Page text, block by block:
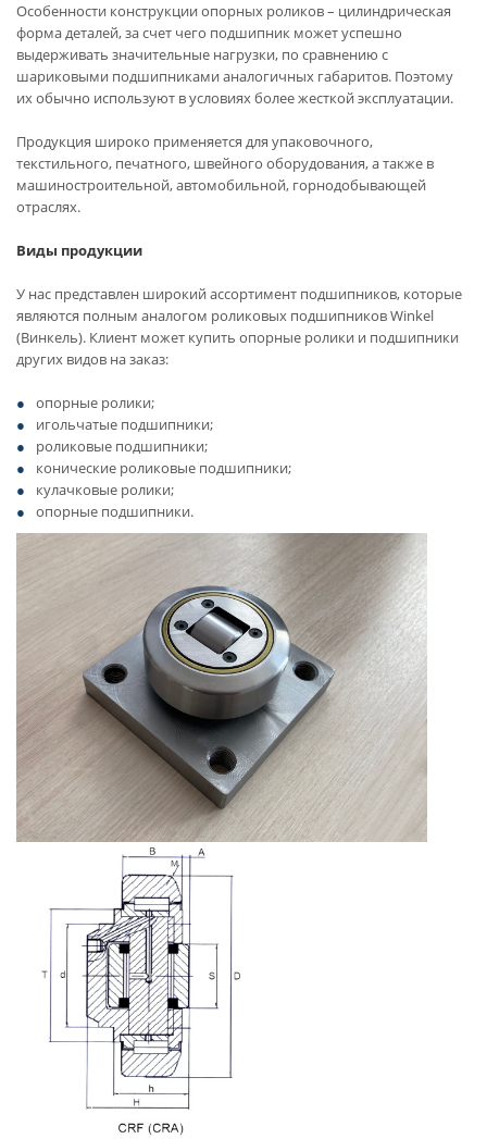
Особенности конструкции опорных роликов – цилиндрическая
форма деталей, за счет чего подшипник может успешно
выдерживать значительные нагрузки, по сравнению с
шариковыми подшипниками аналогичных габаритов. Поэтому
их обычно используют в условиях более жесткой эксплуатации.
Продукция широко применяется для упаковочного,
текстильного, печатного, швейного оборудования, а также в
машиностроительной, автомобильной, горнодобывающей
отраслях.
Виды продукции
У нас представлен широкий ассортимент подшипников, которые
являются полным аналогом роликовых подшипников Winkel
(Винкель). Клиент может купить опорные ролики и подшипники
других видов на заказ:
опорные ролики;
игольчатые подшипники;
роликовые подшипники;
конические роликовые подшипники;
кулачковые ролики;
опорные подшипники.